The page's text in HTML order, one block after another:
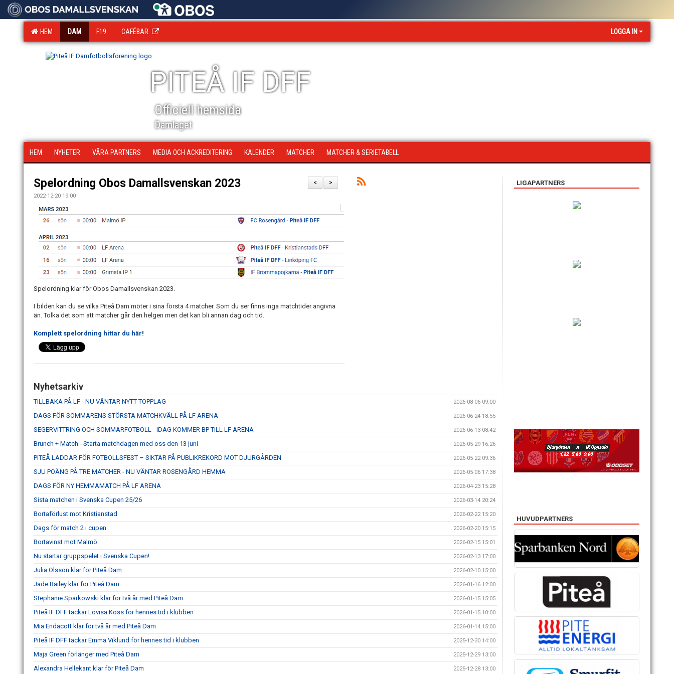
HEM DAM F19 CAFÉBAR LOGGA IN
PITEÅ IF DFF
Officiell hemsida
Damlaget
HEM NYHETER VÅRA PARTNERS MEDIA OCH ACKREDITERING KALENDER MATCHER MATCHER & SERIETABELL
>
<
Spelordning Obos Damallsvenskan 2023
2022-12-20 19:00
Spelordning klar för Obos Damallsvenskan 2023.
I bilden kan du se vilka Piteå Dam möter i sina första 4 matcher. Som du ser finns inga matchtider angivna
än. Tolka det som att matcher går den helgen men det kan bli annan dag och tid.
Komplett spelordning hittar du här!
Nyhetsarkiv
TILLBAKA PÅ LF - NU VÄNTAR NYTT TOPPLAG 2026-08-06 09:00
DAGS FÖR SOMMARENS STÖRSTA MATCHKVÄLL PÅ LF ARENA 2026-06-24 18:55
SEGERVITTRING OCH SOMMARFOTBOLL - IDAG KOMMER BP TILL LF ARENA 2026-06-13 08:42
Brunch + Match - Starta matchdagen med oss den 13 juni 2026-05-29 16:26
PITEÅ LADDAR FÖR FOTBOLLSFEST – SIKTAR PÅ PUBLIKREKORD MOT DJURGÅRDEN 2026-05-22 09:36
SJU POÄNG PÅ TRE MATCHER - NU VÄNTAR ROSENGÅRD HEMMA 2026-05-06 17:38
DAGS FÖR NY HEMMAMATCH PÅ LF ARENA 2026-04-23 15:28
Sista matchen i Svenska Cupen 25/26 2026-03-14 20:24
Bortaförlust mot Kristianstad 2026-02-22 15:20
Dags för match 2 i cupen 2026-02-20 15:15
Bortavinst mot Malmö 2026-02-15 15:01
Nu startar gruppspelet i Svenska Cupen! 2026-02-13 17:00
Julia Olsson klar för Piteå Dam 2026-02-10 15:00
Jade Bailey klar för Piteå Dam 2026-01-16 12:00
Stephanie Sparkowski klar för två år med Piteå Dam 2026-01-15 15:05
Piteå IF DFF tackar Lovisa Koss för hennes tid i klubben 2026-01-15 10:00
Mia Endacott klar för två år med Piteå Dam 2026-01-14 15:00
Piteå IF DFF tackar Emma Viklund för hennes tid i klubben 2025-12-30 14:00
Maja Green förlänger med Piteå Dam 2025-12-29 13:00
Alexandra Hellekant klar för Piteå Dam 2025-12-28 13:00
LIGAPARTNERS
HUVUDPARTNERS